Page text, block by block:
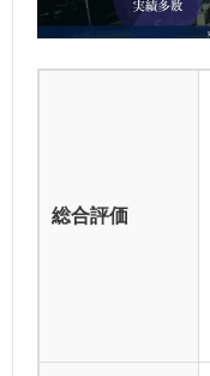
総合評価